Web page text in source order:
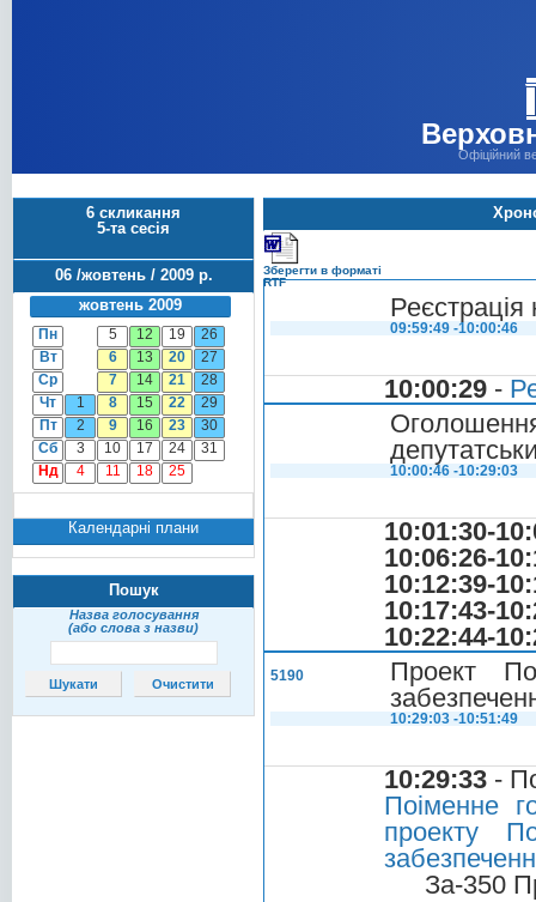
Офіційний
6 скликання
5-та сесія
06 /жовтень / 2009 р.
жовтень 2009
Пн 5 12 19
26
Вт
6 13 20
27
Ср
7 14 21
28
Чт
1 8 15 22
29
Пт
2 9 16 23
30
Сб
3 10 17 24
31
Нд
4 11 18 25
Календарні плани
Пошук
Назва голосування
(або слова з назви)
Зберегти в форматі
RTF
Реєстрація
09:59:49 -10:00:46
10:00:29 -
10:00:46 -10:29:03
10:01:30-
10:06:26-
10:12:39-
10:17:43-
10:22:44-
5190
Проект
10:29:03 -10:51:49
10:29:33 -
Поіменне
проекту
За-350